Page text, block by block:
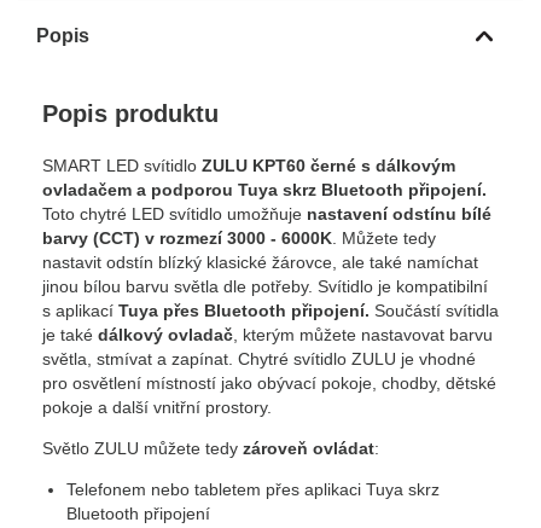
Popis
Popis produktu
SMART LED svítidlo ZULU KPT60 černé s dálkovým
ovladačem a podporou Tuya skrz Bluetooth připojení.
Toto chytré LED svítidlo umožňuje nastavení odstínu bílé
barvy (CCT) v rozmezí 3000 - 6000K . Můžete tedy
nastavit odstín blízký klasické žárovce, ale také namíchat
jinou bílou barvu světla dle potřeby. Svítidlo je kompatibilní
s aplikací Tuya přes Bluetooth připojení. Součástí svítidla
je také dálkový ovladač , kterým můžete nastavovat barvu
světla, stmívat a zapínat. Chytré svítidlo ZULU je vhodné
pro osvětlení místností jako obývací pokoje, chodby, dětské
pokoje a další vnitřní prostory.
Světlo ZULU můžete tedy zároveň ovládat:
Telefonem nebo tabletem přes aplikaci Tuya skrz
Bluetooth připojení